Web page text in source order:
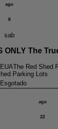
ago
8
sab
ONLY The
The Red Shed
Parking Lots
Esgotado
ago
22